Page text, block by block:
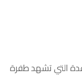
التي تشهد طفرة